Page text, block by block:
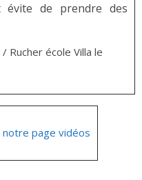
évite de prendre des
Rucher école Villa le
notre page vidéos